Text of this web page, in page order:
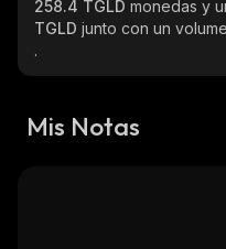
258.4 TGLD monedas y
TGLD junto con un
.
Mis Notas